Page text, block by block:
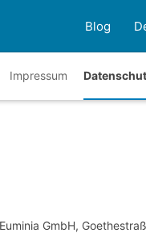
Blog
Impressum
GmbH,